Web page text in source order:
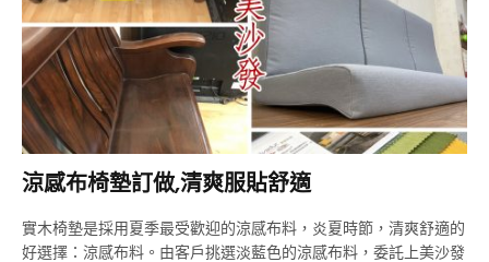
涼感布椅墊訂做,清爽服貼舒適
實木椅墊是採用夏季最受歡迎的涼感布料，炎夏時節，清爽舒適的
好選擇：涼感布料。由客戶挑選淡藍色的涼感布料，委託上美沙發